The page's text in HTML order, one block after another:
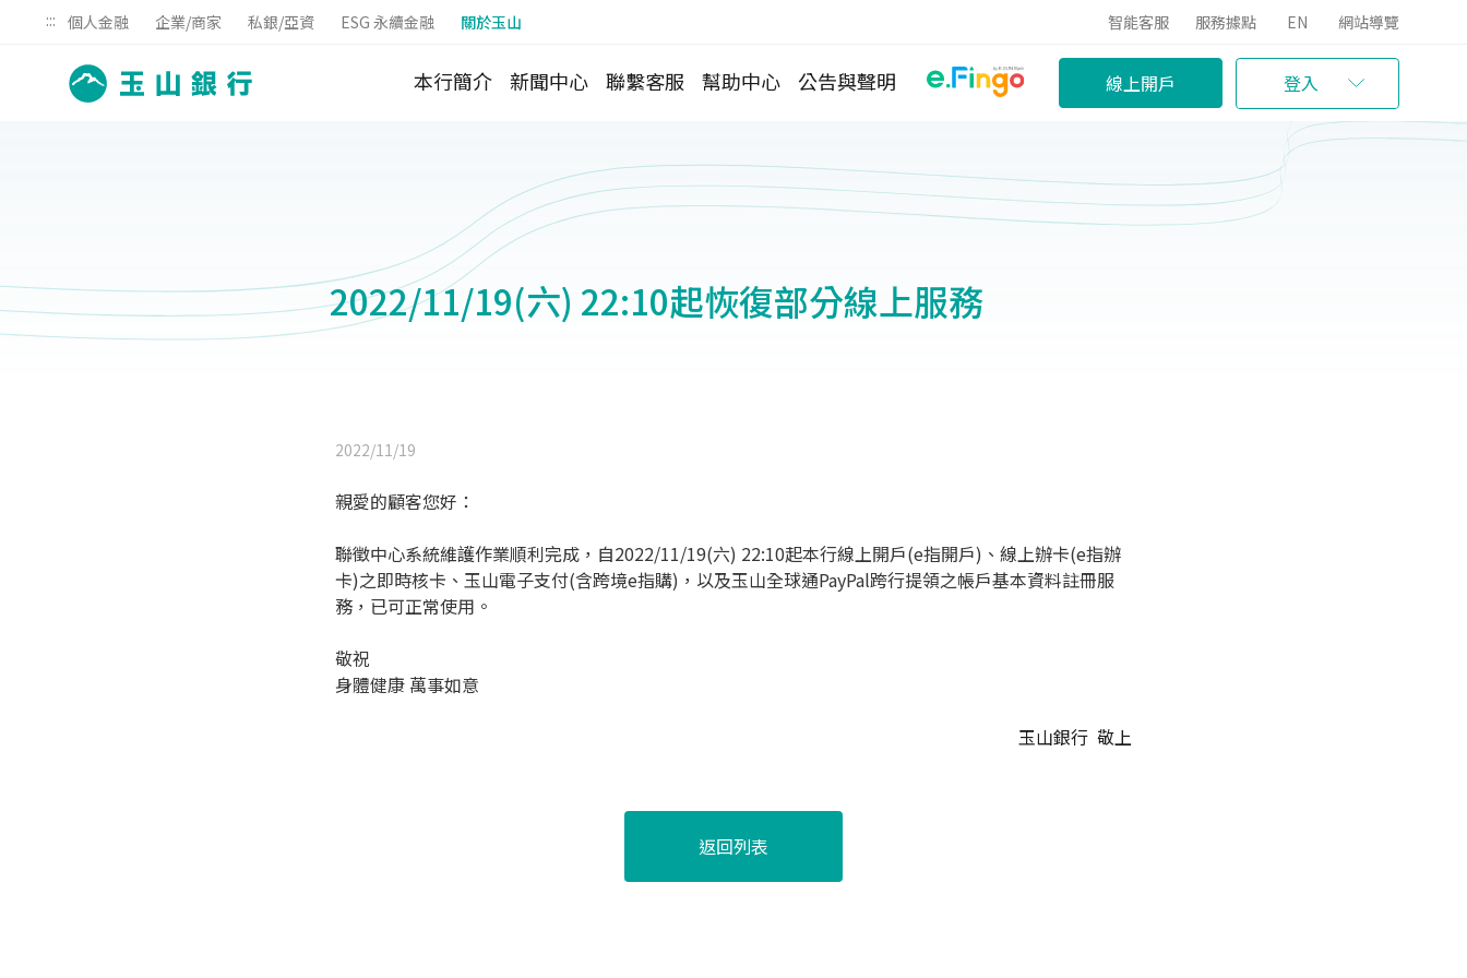
::: 個人金融 企業/商家 私銀/亞資 ESG 永續金融 關於玉山 智能客服 服務據點 EN 網站導覽
本行簡介 新聞中心 聯繫客服 幫助中心 公告與聲明 線上開戶 登入
2022/11/19(六) 22:10起恢復部分線上服務
2022/11/19
親愛的顧客您好：
聯徵中心系統維護作業順利完成，自2022/11/19(六) 22:10起本行線上開戶(e指開戶)、線上辦卡(e指辦
卡)之即時核卡、玉山電子支付(含跨境e指購)，以及玉山全球通PayPal跨行提領之帳戶基本資料註冊服
務，已可正常使用。
敬祝
身體健康 萬事如意
玉山銀行 敬上
返回列表